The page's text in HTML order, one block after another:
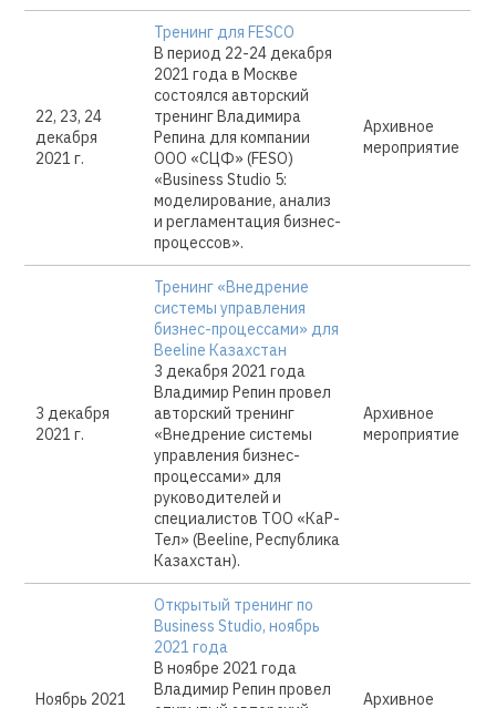
22, 23, 24
декабря
2021 г.
Тренинг для FESCO
В период 22-24 декабря
2021 года в Москве
состоялся авторский
тренинг Владимира
Репина для компании
ООО «СЦФ» (FESO)
«Business Studio 5:
моделирование, анализ
и регламентация бизнес-
процессов».
Архивное
мероприятие
3 декабря
2021 г.
Тренинг «Внедрение
системы управления
бизнес-процессами» для
Beeline Казахстан
3 декабря 2021 года
Владимир Репин провел
авторский тренинг
«Внедрение системы
управления бизнес-
процессами» для
руководителей и
специалистов ТОО «КаР-
Тел» (Beeline, Республика
Казахстан).
Архивное
мероприятие
Ноябрь 2021
Открытый тренинг по
Business Studio, ноябрь
2021 года
В ноябре 2021 года
Владимир Репин провел
Архивное